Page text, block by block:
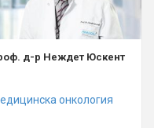
д-р Неждет Юскент
онкология